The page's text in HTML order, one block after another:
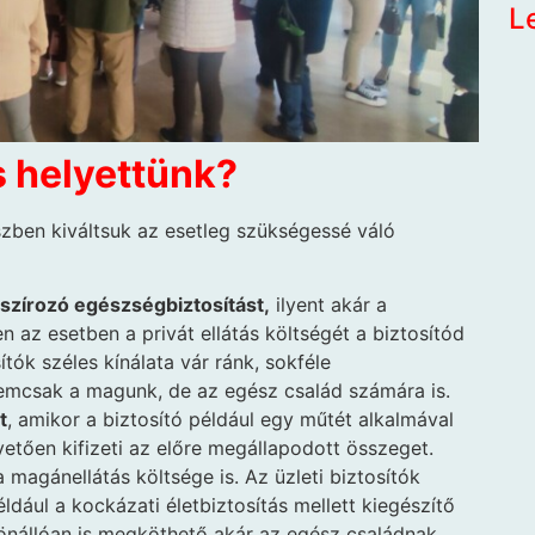
helyettünk?
kiváltsuk az esetleg szükségessé váló
egészségbiztosítást, ilyent akár a
az esetben a privát ellátás költségét a biztosítód
széles kínálata vár ránk, sokféle
a magunk, de az egész család számára is.
, amikor a biztosító például egy műtét alkalmával
kifizeti az előre megállapodott összeget.
költsége is. Az üzleti biztosítók
a kockázati életbiztosítás mellett kiegészítő